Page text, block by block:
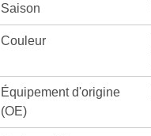
Saison
Couleur
Équipement d'origine
(OE)